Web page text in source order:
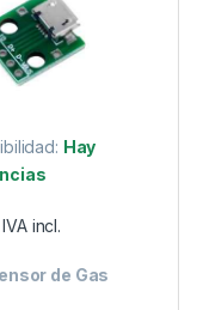
Hay
IVA incl.
de Gas